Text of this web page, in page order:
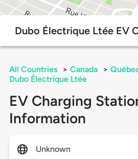
Dubo Électrique Ltée EV
All Countries > Canada >
Dubo Électrique Ltée
EV Charging
Information
Unknown